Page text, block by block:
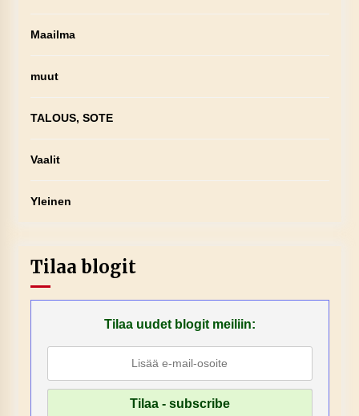
Maailma
muut
TALOUS, SOTE
Vaalit
Yleinen
Tilaa blogit
Tilaa uudet blogit meiliin: